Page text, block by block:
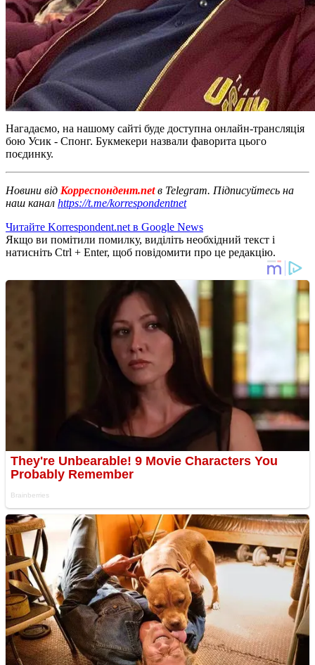
Нагадаємо, на нашому сайті буде доступна онлайн-трансляція
бою Усик - Спонг. Букмекери назвали фаворита цього
поєдинку.
Новини від Корреспондент.netв Telegram. Підписуйтесь на
наш канал https://t.me/korrespondentnet
Читайте Korrespondent.net в Google News
Якщо ви помітили помилку, виділіть необхідний текст і
натисніть Ctrl + Enter, щоб повідомити про це редакцію.